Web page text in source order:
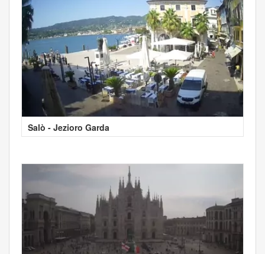
Salò - Jezioro Garda